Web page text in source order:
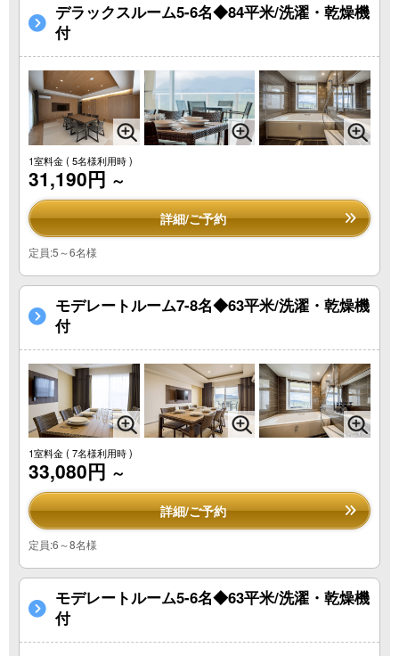
デラックスルーム5-6名◆84平米/洗濯・乾燥機
付
1室料金( 5名様利用時 )
31,190円 ～
詳細/ご予約
定員:5～6名様
モデレートルーム7-8名◆63平米/洗濯・乾燥機
付
1室料金( 7名様利用時 )
33,080円 ～
詳細/ご予約
定員:6～8名様
モデレートルーム5-6名◆63平米/洗濯・乾燥機
付